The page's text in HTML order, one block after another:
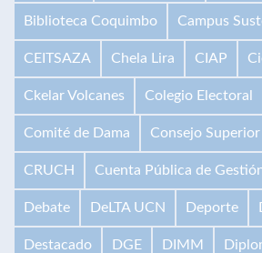
Biblioteca Coquimbo Campus
CEITSAZA Chela Lira CIAP
Ckelar Volcanes Colegio Electoral
Comité de Dama Consejo Superior
CRUCH Cuenta Pública de
Debate DeLTA UCN Deporte
Destacado DGE DIMM